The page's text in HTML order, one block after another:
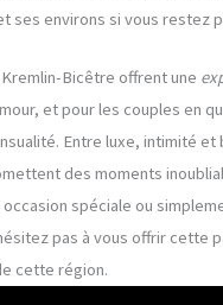
ses environs si vous restez
Bicêtre offrent une
et pour les couples en
Entre luxe, intimité et
des moments
spéciale ou
pas à vous offrir cette
cette région.